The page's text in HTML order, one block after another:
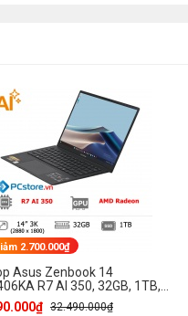
2.700.000₫
Asus Zenbook 14
R7 AI 350, 32GB, 1TB,
120Hz
32.490.000₫